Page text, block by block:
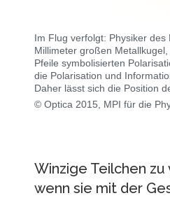
Im Flug verfolgt: Physiker
Millimeter großen
Pfeile symbolisierten
die Polarisation und
Daher lässt sich die Position
© Optica 2015, MPI für die
Winzige Teilchen
wenn sie mit der